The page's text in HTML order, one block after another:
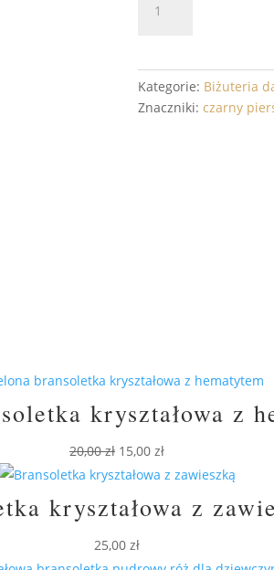
Złoty
serduszkiem
z
Kategorie: Biżuteria
Znaczniki: czarny
kryształowa z
20,00zł Pierwotna
cena
wynosiła:
20,00 zł.
15,00 złAktualna
cena
15,00 zł.
kryształowa z
25,00 zł